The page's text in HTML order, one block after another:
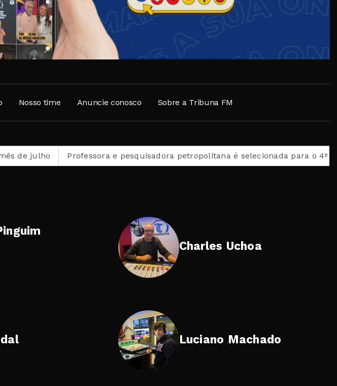
Nosso time Anuncie conosco Sobre a Tribuna FM
Professora e pesquisadora petropolitana é selecionada para o 4º Prêmio
Charles Uchoa
Luciano Machado